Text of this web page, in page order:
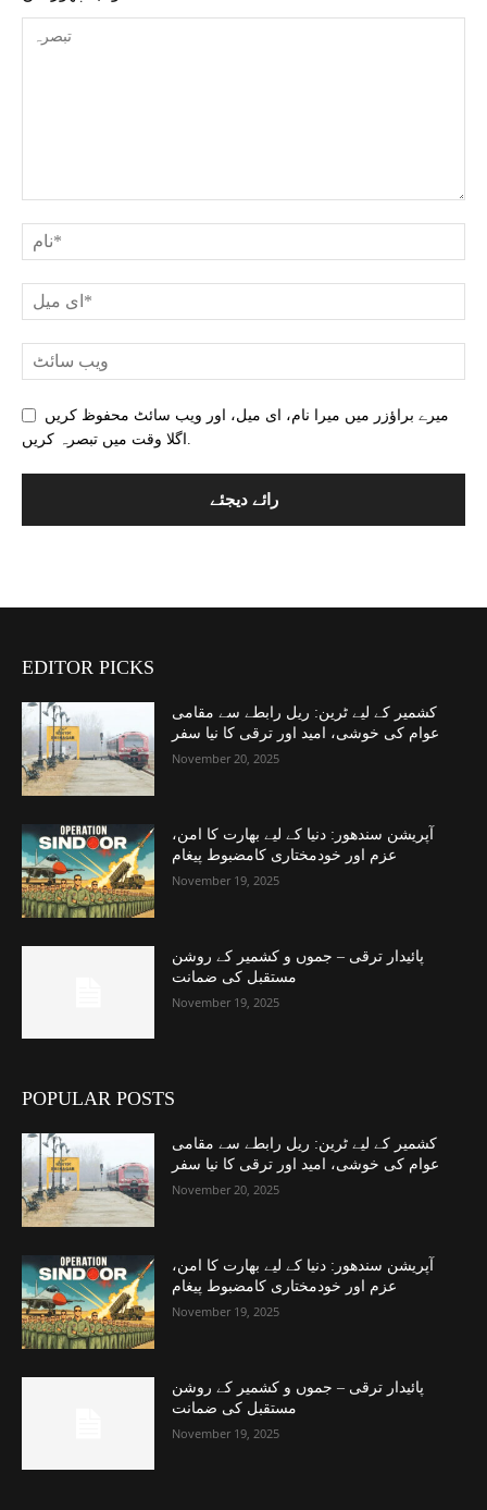
میرے براؤزر میں میرا نام، ای میل، اور ویب سائٹ محفوظ کریں
اگلا وقت میں تبصرہ کریں.
EDITOR PICKS
کشمیر کے لیے ٹرین: ریل رابطے سے مقامی
عوام کی خوشی، امید اور ترقی کا نیا سفر
November 20, 2025
آپریشن سندھور: دنیا کے لیے بھارت کا امن،
عزم اور خودمختاری کامضبوط پیغام
November 19, 2025
پائیدار ترقی – جموں و کشمیر کے روشن
مستقبل کی ضمانت
November 19, 2025
POPULAR POSTS
کشمیر کے لیے ٹرین: ریل رابطے سے مقامی
عوام کی خوشی، امید اور ترقی کا نیا سفر
November 20, 2025
آپریشن سندھور: دنیا کے لیے بھارت کا امن،
عزم اور خودمختاری کامضبوط پیغام
November 19, 2025
پائیدار ترقی – جموں و کشمیر کے روشن
مستقبل کی ضمانت
November 19, 2025